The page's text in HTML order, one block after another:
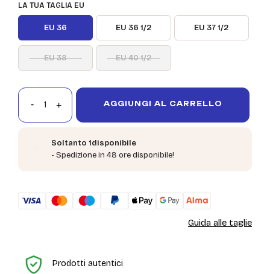
LA TUA TAGLIA EU
EU 36 EU 36 1/2 EU 37 1/2
EU 38 EU 40 1/2
AGGIUNGI AL CARRELLO
Soltanto 1disponibile
- Spedizione in 48 ore disponibile!
Guida alle taglie
Prodotti autentici